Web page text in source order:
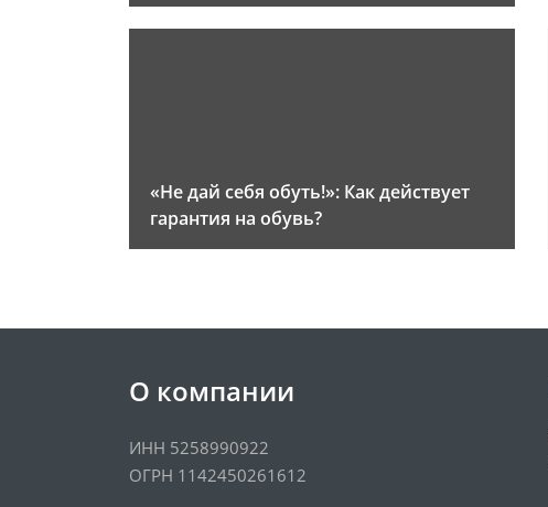
«Не дай себя обуть!»: Как действует
гарантия на обувь?
О компании
ИНН 5258990922
ОГРН 1142450261612